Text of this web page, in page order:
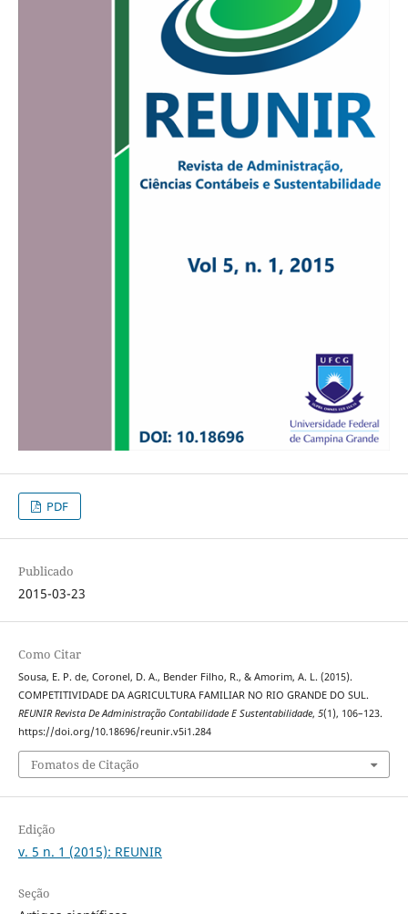
PDF
Publicado
2015-03-23
Como Citar
Sousa, E. P. de, Coronel, D. A., Bender Filho, R., & Amorim, A. L. (2015).
COMPETITIVIDADE DA AGRICULTURA FAMILIAR NO RIO GRANDE DO SUL.
REUNIR Revista De Administração Contabilidade E Sustentabilidade, 5(1), 106–123.
https://doi.org/10.18696/reunir.v5i1.284
Fomatos de Citação
Edição
v. 5 n. 1 (2015): REUNIR
Seção